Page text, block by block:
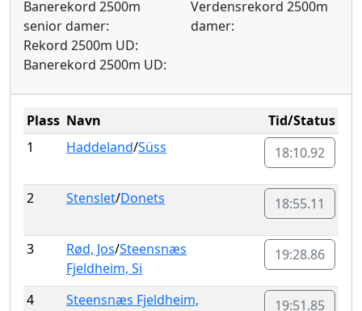
Banerekord 2500m
senior damer:
Rekord 2500m UD:
Banerekord 2500m UD:
Verdensrekord 2500m
damer:
Plass Navn
Tid/Status
1
Haddeland/Süss 18:10.92
2 Stenslet/Donets 18:55.11
3 Rød, Jos/Steensnæs
Fjeldheim, Si
19:28.86
4
Steensnæs Fjeldheim,
19:51.85